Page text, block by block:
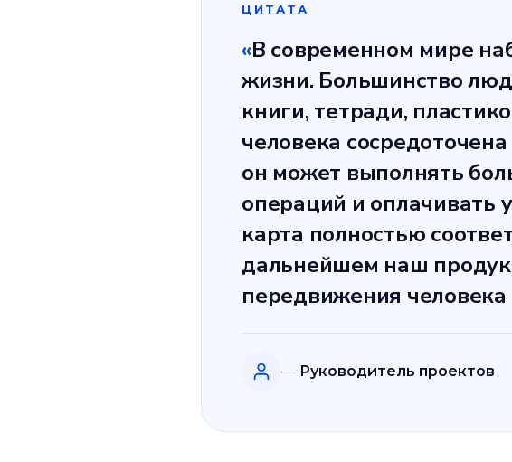
ЦИТАТА
«В современном мире
жизни. Большинство
книги, тетради,
человека
он может выполнять
операций и оплачивать
карта полностью
дальнейшем наш
передвижения человека
Руководитель проектов